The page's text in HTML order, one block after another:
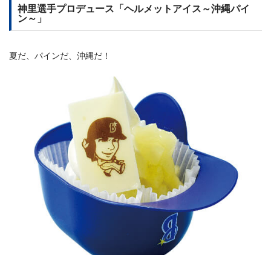
神里選手プロデュース「ヘルメットアイス～沖縄パイ
ン～」
夏だ、パインだ、沖縄だ！